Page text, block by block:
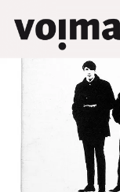
Siirry sisältöön
Päävalikko